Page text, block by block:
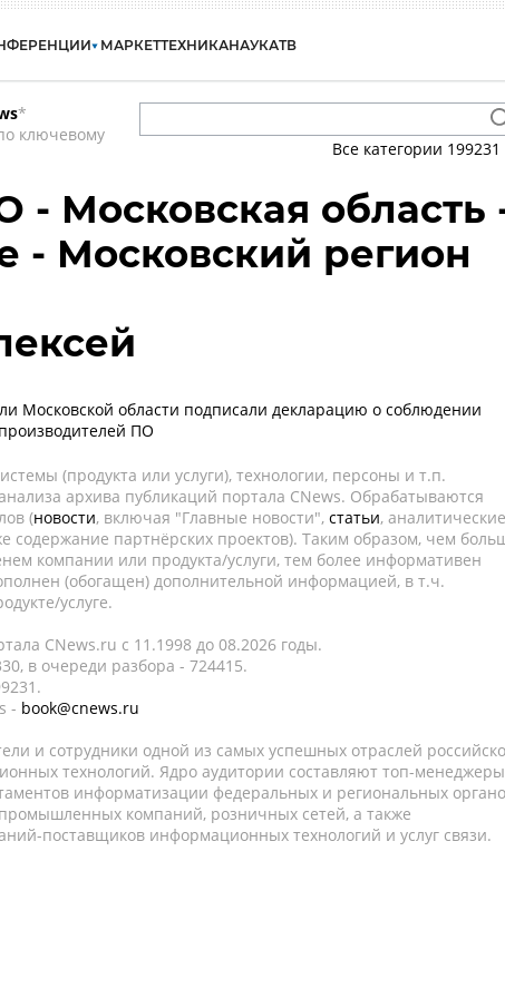
МАРКЕТТЕХНИКАНАУКАТВ
*
ключевому
Все категории 199231
- Московская область
- Московский регион
Московской области подписали декларацию о соблюдении
ПО
(продукта или услуги), технологии, персоны и т.п.
архива публикаций портала CNews. Обрабатываются
(новости, включая "Главные новости", статьи, аналитические
содержание партнёрских проектов). Таким образом, чем
компании или продукта/услуги, тем более информативен
(обогащен) дополнительной информацией, в т.ч.
услуге.
CNews.ru c 11.1998 до 08.2026 годы.
в очереди разбора - 724415.
- book@cnews.ru
и сотрудники одной из самых успешных отраслей
технологий. Ядро аудитории составляют топ-
информатизации федеральных и региональных
промышленных компаний, розничных сетей, а также
поставщиков информационных технологий и услуг связи.